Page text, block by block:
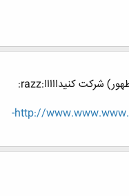
:gol:ختم هفدهم قرآن کریم(حرکت بسوی ظهور) شرکت کنیدااااا:razz:
http://www.www.www.iran-eng.ir/showthread.php/252158-